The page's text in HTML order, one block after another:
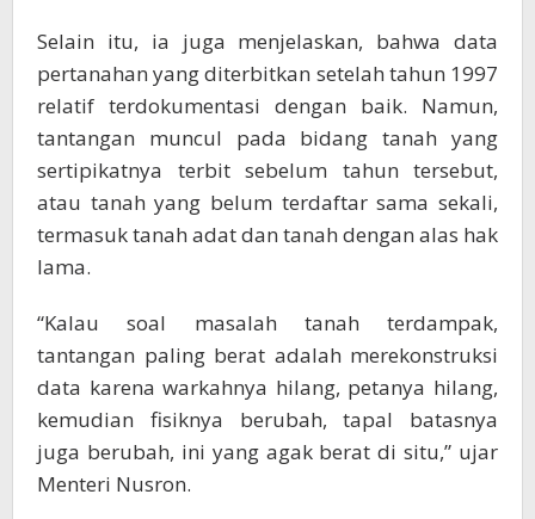
Selain itu, ia juga menjelaskan, bahwa data
pertanahan yang diterbitkan setelah tahun 1997
relatif terdokumentasi dengan baik. Namun,
tantangan muncul pada bidang tanah yang
sertipikatnya terbit sebelum tahun tersebut,
atau tanah yang belum terdaftar sama sekali,
termasuk tanah adat dan tanah dengan alas hak
lama.
“Kalau soal masalah tanah terdampak,
tantangan paling berat adalah merekonstruksi
data karena warkahnya hilang, petanya hilang,
kemudian fisiknya berubah, tapal batasnya
juga berubah, ini yang agak berat di situ,” ujar
Menteri Nusron.